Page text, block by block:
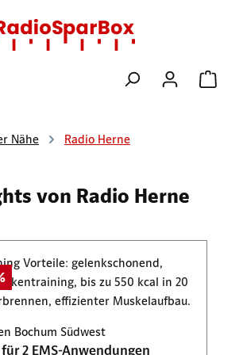
Nähe Radio Herne
von Radio Herne
Bochum Südwest
2 EMS-Anwendungen